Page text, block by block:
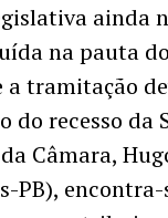
ainda
na pauta
a tramitação
do recesso da
Câmara,
PB),